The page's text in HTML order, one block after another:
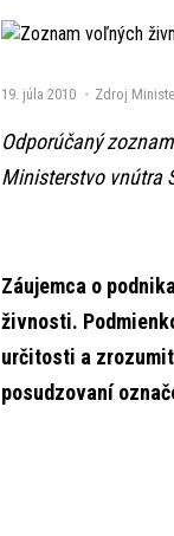
19. júla 2010 Zdroj
Odporúčaný
Ministerstvo vnútra
Záujemca o
živnosti.
určitosti a
posudzovaní